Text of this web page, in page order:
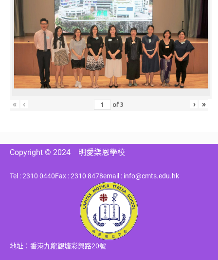
« ‹ of3 › »
Copyright © 2024 明愛樂恩學校
Tel : 2310 0440Fax : 2310 8478email : info@cmts.edu.hk
地址：香港九龍觀塘彩興路20號